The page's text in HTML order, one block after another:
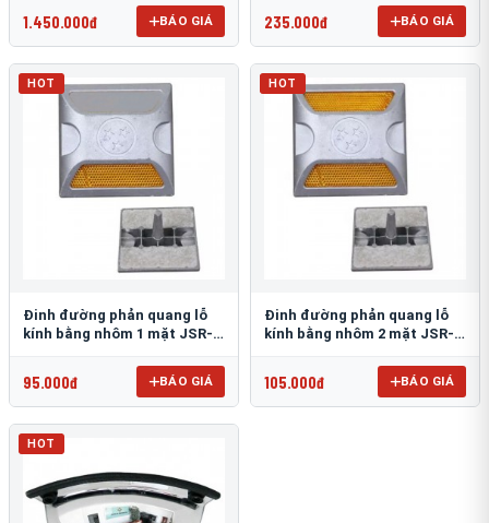
1.450.000đ BÁO GIÁ 235.000đ BÁO GIÁ
HOT
Đinh đường phản quang lỗ
kính bằng nhôm 1 mặt JSR-
95.000đ BÁO GIÁ
HOT
Đinh đường phản quang lỗ
kính bằng nhôm 2 mặt JSR-
105.000đ BÁO GIÁ
HOT